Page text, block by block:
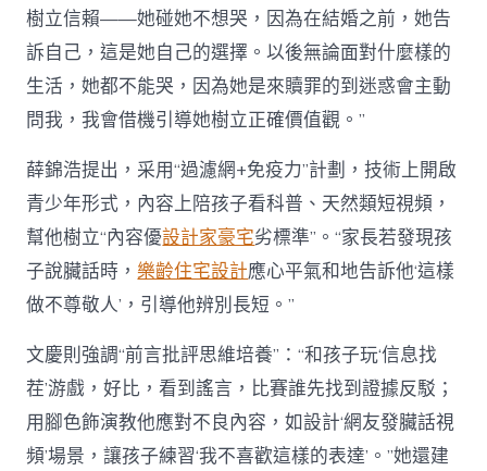
樹立信賴——她碰她不想哭，因為在結婚之前，她告
訴自己，這是她自己的選擇。以後無論面對什麼樣的
生活，她都不能哭，因為她是來贖罪的到迷惑會主動
問我，我會借機引導她樹立正確價值觀。”
薛錦浩提出，采用“過濾網+免疫力”計劃，技術上開啟
青少年形式，內容上陪孩子看科普、天然類短視頻，
幫他樹立“內容優設計家豪宅劣標準”。“家長若發現孩
子說臟話時，樂齡住宅設計應心平氣和地告訴他‘這樣
做不尊敬人’，引導他辨別長短。”
文慶則強調“前言批評思維培養”：“和孩子玩‘信息找
茬’游戲，好比，看到謠言，比賽誰先找到證據反駁；
用腳色飾演教他應對不良內容，如設計‘網友發臟話視
頻’場景，讓孩子練習‘我不喜歡這樣的表達’。”她還建